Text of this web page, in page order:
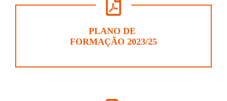
PLANO DE
FORMAÇÃO 2023/25